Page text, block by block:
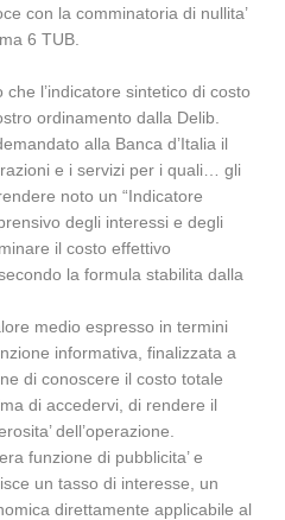
con la comminatoria di nullita’
6 TUB.
l’indicatore sintetico di costo
ordinamento dalla Delib.
alla Banca d’Italia il
e i servizi per i quali… gli
noto un “Indicatore
degli interessi e degli
il costo effettivo
la formula stabilita dalla
medio espresso in termini
informativa, finalizzata a
di conoscere il costo totale
di accedervi, di rendere il
dell’operazione.
funzione di pubblicita’ e
un tasso di interesse, un
direttamente applicabile al